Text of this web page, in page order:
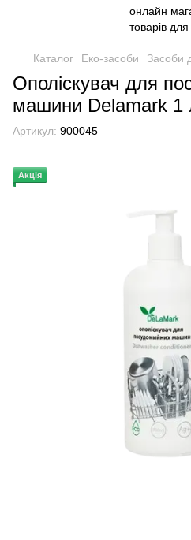
Каталог Еко-засоби Засоби
Ополіскувач для
машини Delamark 1
Артикул: 900045
Акція